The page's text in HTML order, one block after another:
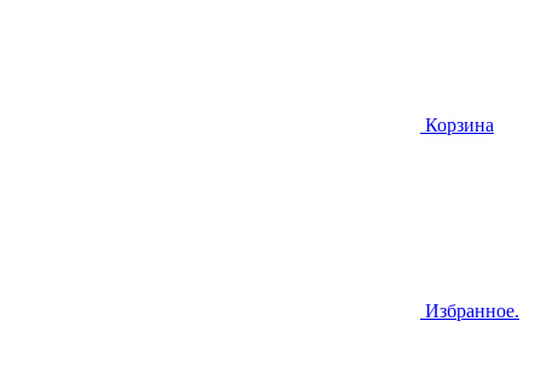
Корзина
Избранное.